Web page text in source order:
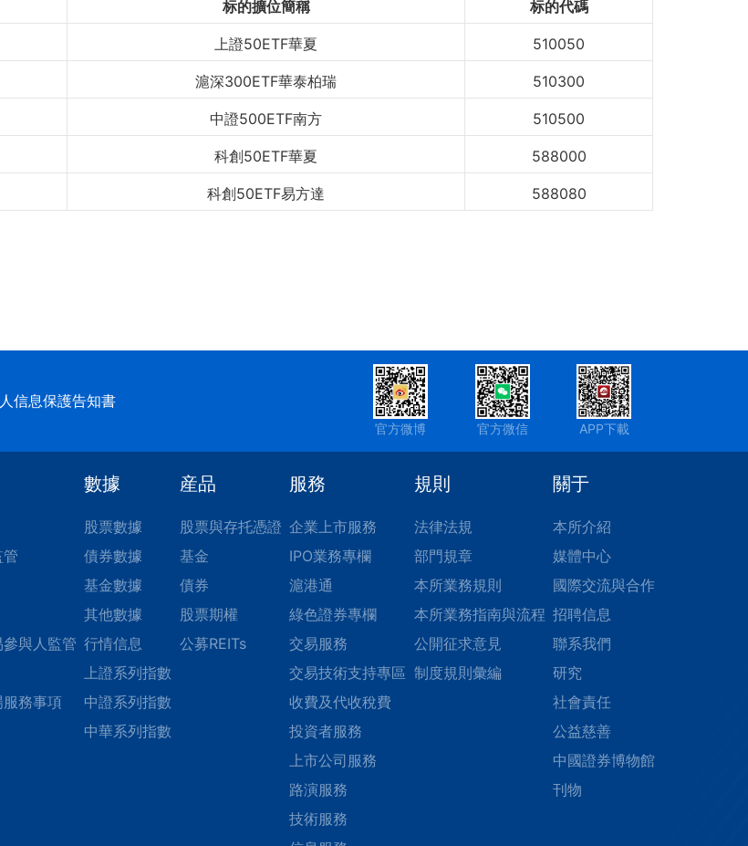
标的擴位簡稱 标的代碼
上證50ETF華夏 510050
滬深300ETF華泰柏瑞 510300
中證500ETF南方 510500
科創50ETF華夏 588000
科創50ETF易方達 588080
信息保護告知書
官方微博 官方微信 APP下載
與人監管
務事項
數據
股票數據
債券數據
基金數據
其他數據
行情信息
上證系列指數
中證系列指數
中華系列指數
産品
股票與存托憑證
基金
債券
股票期權
公募REITs
服務
企業上市服務
IPO業務專欄
滬港通
綠色證券專欄
交易服務
交易技術支持專區
收費及代收稅費
投資者服務
上市公司服務
路演服務
技術服務
規則
法律法規
部門規章
本所業務規則
本所業務指南與流程
公開征求意見
制度規則彙編
關于
本所介紹
媒體中心
國際交流與合作
招聘信息
聯系我們
研究
社會責任
公益慈善
中國證券博物館
刊物